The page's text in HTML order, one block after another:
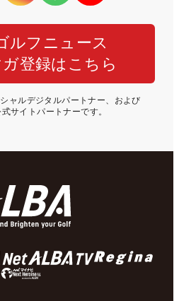
ルフニュース
登録はこちら
ャルデジタルパートナー、および
サイトパートナーです。